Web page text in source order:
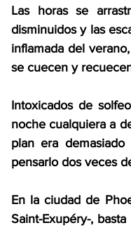
Las horas se
disminuidos y las
inflamada del
se cuecen y
Intoxicados de
noche cualquiera a
plan era
pensarlo dos veces
En la ciudad de
Saint-Exupéry-,